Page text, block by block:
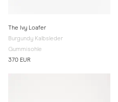
The Ivy Loafer
Burgundy Kalbsleder
Gummisohle
370 EUR